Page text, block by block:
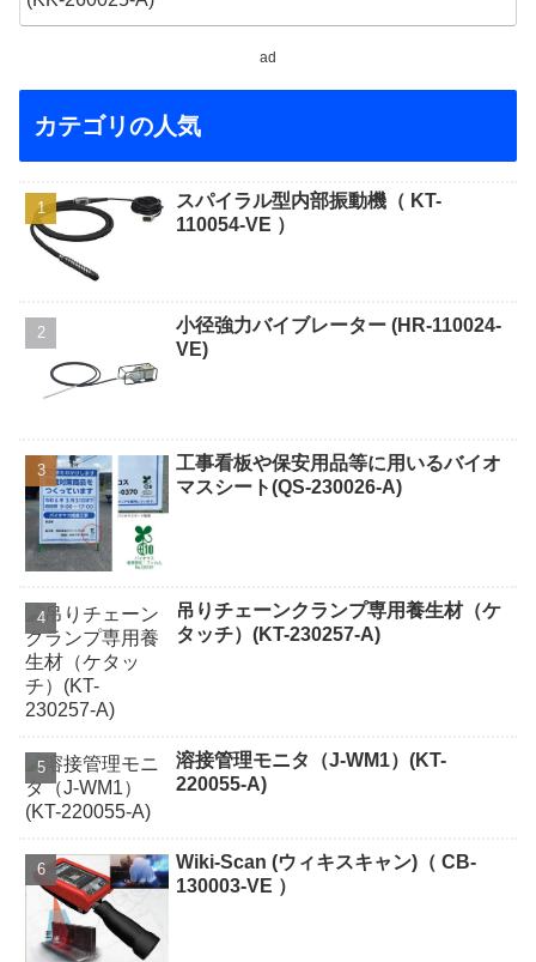
ad
カテゴリの人気
スパイラル型内部振動機（ KT-
110054-VE ）
小径強力バイブレーター (HR-110024-
VE)
工事看板や保安用品等に用いるバイオ
マスシート(QS-230026-A)
吊りチェーンクランプ専用養生材（ケ
タッチ）(KT-230257-A)
溶接管理モニタ（J-WM1）(KT-
220055-A)
Wiki-Scan (ウィキスキャン)（ CB-
130003-VE ）